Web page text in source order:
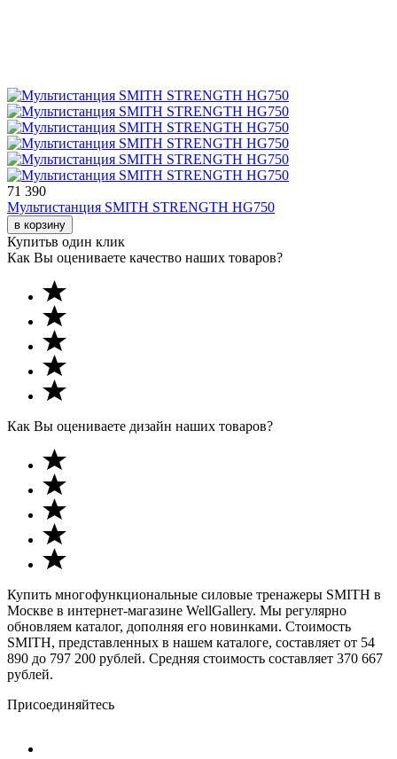
71 390
Мультистанция SMITH STRENGTH HG750
в корзину
Купитьв один клик
Как Вы оцениваете качество наших товаров?
Как Вы оцениваете дизайн наших товаров?
Купить многофункциональные силовые тренажеры SMITH в
Москве в интернет-магазине WellGallery. Мы регулярно
обновляем каталог, дополняя его новинками. Стоимость
SMITH, представленных в нашем каталоге, составляет от 54
890 до 797 200 рублей. Средняя стоимость составляет 370 667
рублей.
Присоединяйтесь